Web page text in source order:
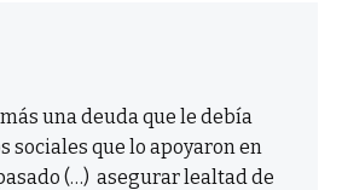
más una deuda que le debía
sociales que lo apoyaron en
(…) asegurar lealtad de